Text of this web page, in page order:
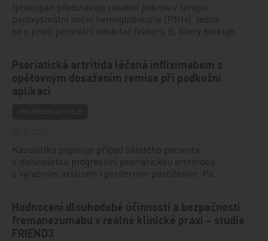
Iptakopan představuje zásadní pokrok v terapii
paroxysmální noční hemoglobinurie (PNH). Jedná
se o první perorální inhibitor faktoru B, který blokuje…
Psoriatická artritida léčená infliximabem s
opětovným dosažením remise při podkožní
aplikaci
Kazuistika popisuje případ 66letého pacienta
s dlouholetou progresivní psoriatickou artritidou
s výrazným axiálním i periferním postižením. Po…
Hodnocení dlouhodobé účinnosti a bezpečnosti
fremanezumabu v reálné klinické praxi – studie
FRIEND3